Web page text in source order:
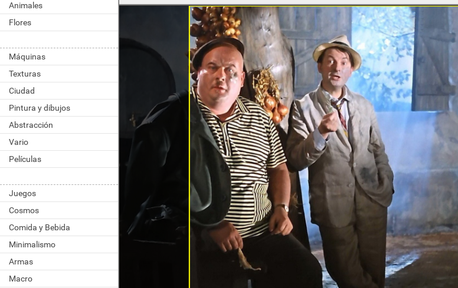
Animales
Flores
Máquinas
Texturas
Ciudad
Pintura y dibujos
Abstracción
Vario
Películas
Juegos
Cosmos
Comida y Bebida
Minimalismo
Armas
Macro